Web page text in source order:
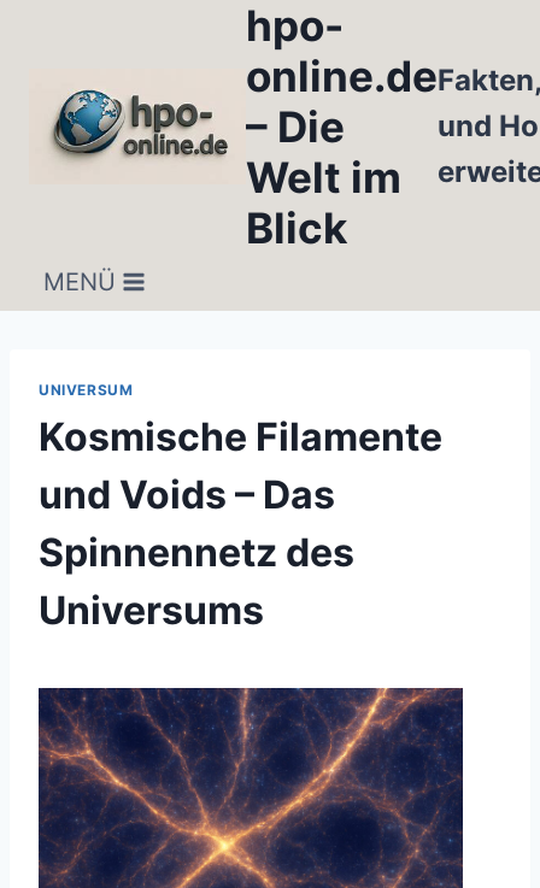
hpo-
online.de
– Die
Welt im
Blick
und
MENÜ
UNIVERSUM
Kosmische Filamente
und Voids – Das
Spinnennetz des
Universums